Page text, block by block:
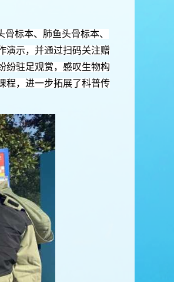
标本、肺鱼头骨标本、
演示，并通过扫码关注赠
纷驻足观赏，感叹生物构
程，进一步拓展了科普传